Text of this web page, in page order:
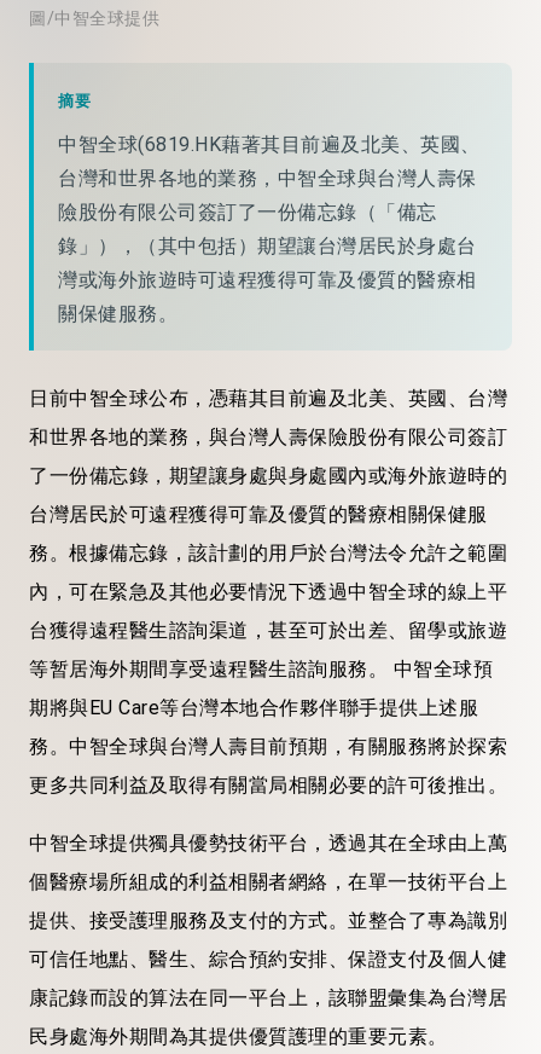
圖/中智全球提供
摘要
中智全球(6819.HK藉著其目前遍及北美、英國、
台灣和世界各地的業務，中智全球與台灣人壽保
險股份有限公司簽訂了一份備忘錄（「備忘
錄」），（其中包括）期望讓台灣居民於身處台
灣或海外旅遊時可遠程獲得可靠及優質的醫療相
關保健服務。
日前中智全球公布，憑藉其目前遍及北美、英國、台灣
和世界各地的業務，與台灣人壽保險股份有限公司簽訂
了一份備忘錄，期望讓身處與身處國內或海外旅遊時的
台灣居民於可遠程獲得可靠及優質的醫療相關保健服
務。根據備忘錄，該計劃的用戶於台灣法令允許之範圍
內，可在緊急及其他必要情況下透過中智全球的線上平
台獲得遠程醫生諮詢渠道，甚至可於出差、留學或旅遊
等暂居海外期間享受遠程醫生諮詢服務。 中智全球預
期將與EU Care等台灣本地合作夥伴聯手提供上述服
務。中智全球與台灣人壽目前預期，有關服務將於探索
更多共同利益及取得有關當局相關必要的許可後推出。
中智全球提供獨具優勢技術平台，透過其在全球由上萬
個醫療場所組成的利益相關者網絡，在單一技術平台上
提供、接受護理服務及支付的方式。並整合了專為識別
可信任地點、醫生、綜合預約安排、保證支付及個人健
康記錄而設的算法在同一平台上，該聯盟彙集為台灣居
民身處海外期間為其提供優質護理的重要元素。